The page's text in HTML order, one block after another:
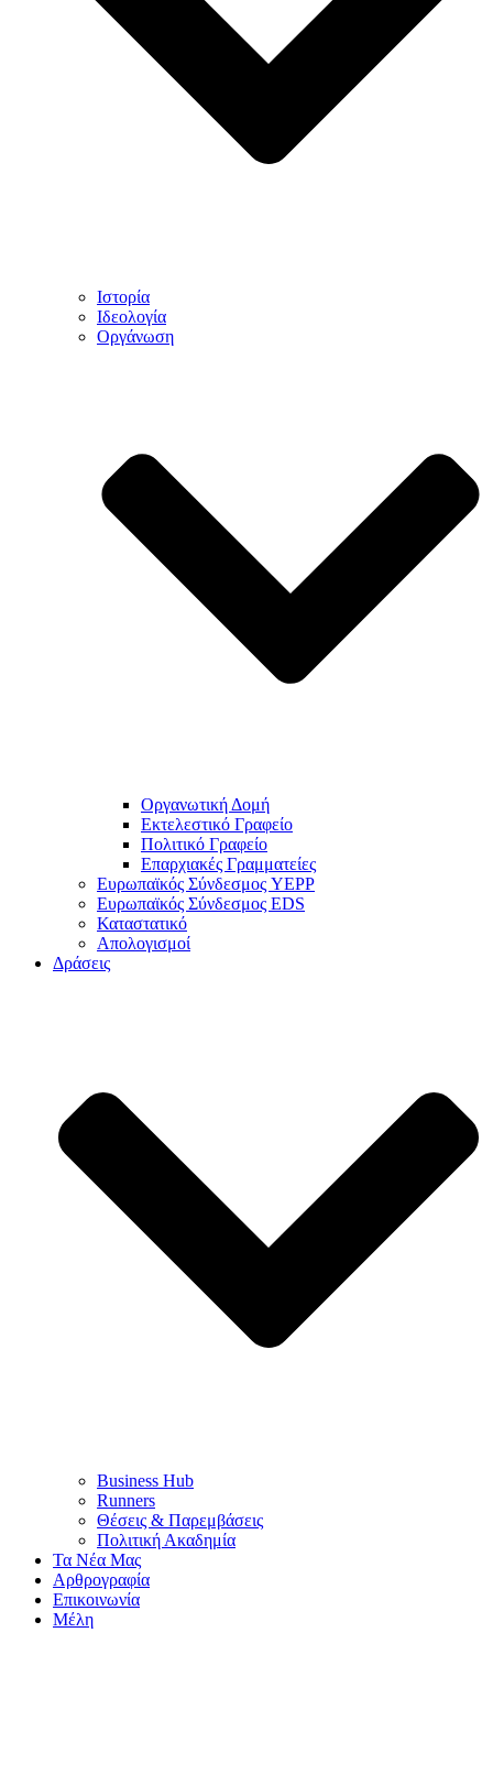
Ιστορία
Ιδεολογία
Οργάνωση
Οργανωτική Δομή
Εκτελεστικό Γραφείο
Πολιτικό Γραφείο
Επαρχιακές Γραμματείες
Ευρωπαϊκός Σύνδεσμος YEPP
Ευρωπαϊκός Σύνδεσμος EDS
Καταστατικό
Απολογισμοί
Δράσεις
Business Hub
Runners
Θέσεις & Παρεμβάσεις
Πολιτική Ακαδημία
Τα Νέα Μας
Αρθρογραφία
Επικοινωνία
Μέλη